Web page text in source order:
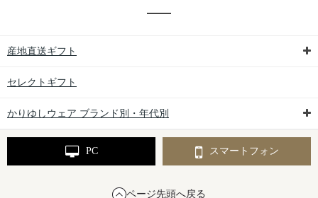
産地直送ギフト
セレクトギフト
かりゆしウェア ブランド別・年代別
PC スマートフォン
ページ先頭へ戻る